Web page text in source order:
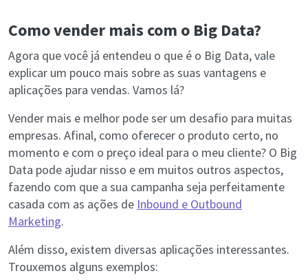
Como vender mais com o Big Data?
Agora que você já entendeu o que é o Big Data, vale
explicar um pouco mais sobre as suas vantagens e
aplicações para vendas. Vamos lá?
Vender mais e melhor pode ser um desafio para muitas
empresas. Afinal, como oferecer o produto certo, no
momento e com o preço ideal para o meu cliente? O Big
Data pode ajudar nisso e em muitos outros aspectos,
fazendo com que a sua campanha seja perfeitamente
casada com as ações de Inbound e Outbound
Marketing.
Além disso, existem diversas aplicações interessantes.
Trouxemos alguns exemplos: